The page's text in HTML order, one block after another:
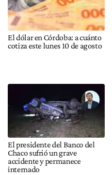
El dólar en Córdoba: a cuánto
cotiza este lunes 10 de agosto
El presidente del Banco del
Chaco sufrió un grave
accidente y permanece
internado